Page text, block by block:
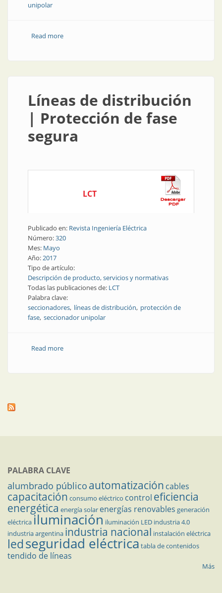
unipolar
Read moreabout Protección de fase | Seccionador para líneas
Líneas de distribución
| Protección de fase
segura
LCT
Publicado en: Revista Ingeniería Eléctrica
Número:320
Mes: Mayo
Año:2017
Tipo de artículo:
Descripción de producto, servicios y normativas
Todas las publicaciones de: LCT
Palabra clave:
seccionadores líneas de distribución protección de
fase seccionador unipolar
Read moreabout Líneas de distribución | Protección de fase
PALABRA CLAVE
alumbrado público automatización cables
capacitación consumo eléctrico control eficiencia
energética energía solar energías renovables generación
eléctricailuminación iluminación LED industria 4.0
industria argentina industria nacional instalación eléctrica
ledseguridad eléctrica tabla de contenidos
tendido de líneas
Más